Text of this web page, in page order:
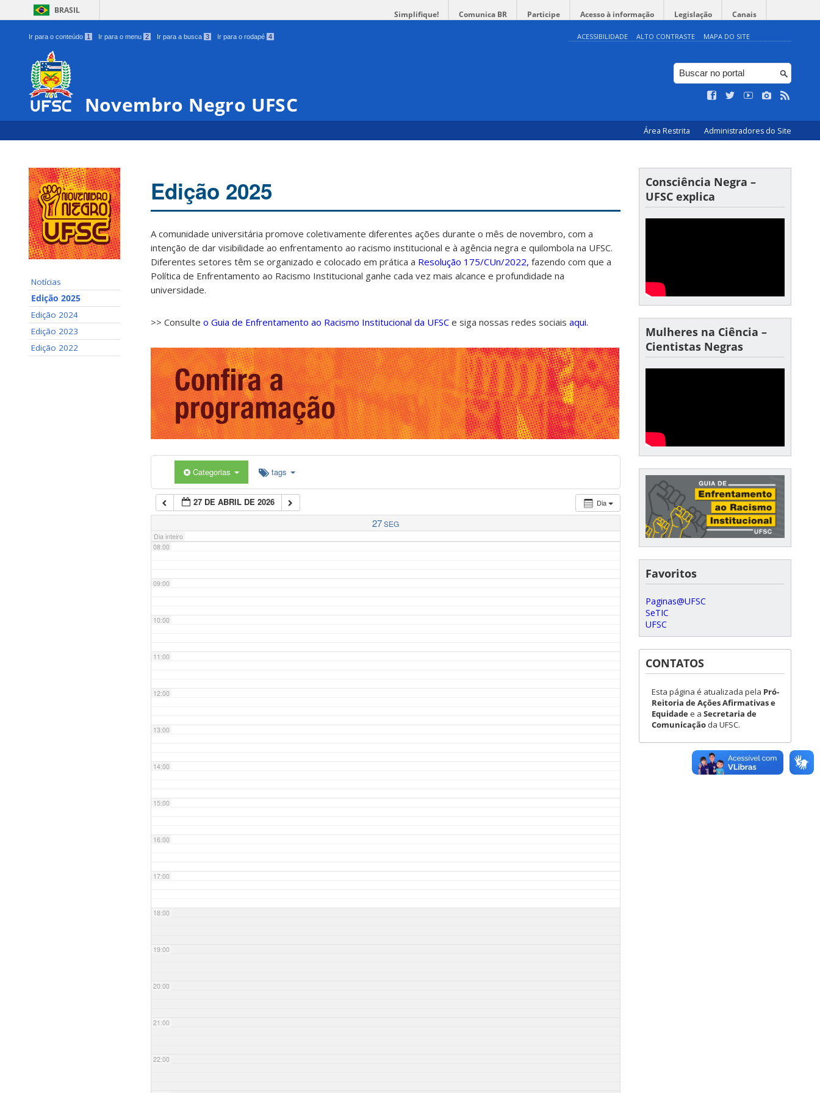
BRASIL Simplifique! Comunica BR Participe Acesso à informação Legislação Canais
Ir para o conteúdo 1 Ir para o menu 2 Ir para a busca 3 Ir para o rodapé 4 ACESSIBILIDADE ALTO CONTRASTE MAPA DO SITE
Novembro Negro UFSC
Área Restrita Administradores do Site
Notícias
Edição 2025
Edição 2024
Edição 2023
Edição 2022
Edição 2025
A comunidade universitária promove coletivamente diferentes ações durante o mês de novembro, com a
intenção de dar visibilidade ao enfrentamento ao racismo institucional e à agência negra e quilombola na UFSC.
Diferentes setores têm se organizado e colocado em prática a Resolução 175/CUn/2022, fazendo com que a
Política de Enfrentamento ao Racismo Institucional ganhe cada vez mais alcance e profundidade na
universidade.
>> Consulte o Guia de Enfrentamento ao Racismo Institucional da UFSC e siga nossas redes sociais aqui.
Categorias tags
Dia
27 DE ABRIL DE 2026
27SEG
Dia inteiro
00:00
01:00
02:00
03:00
04:00
05:00
07:00
08:00
09:00
10:00
11:00
12:00
13:00
14:00
15:00
16:00
17:00
18:00
19:00
20:00
21:00
22:00
Consciência Negra –
UFSC explica
Mulheres na Ciência –
Cientistas Negras
Favoritos
Paginas@UFSC
SeTIC
UFSC
CONTATOS
Esta página é atualizada pela Pró-
Reitoria de Ações Afirmativas e
Equidadee a Secretaria de
Comunicação da UFSC.